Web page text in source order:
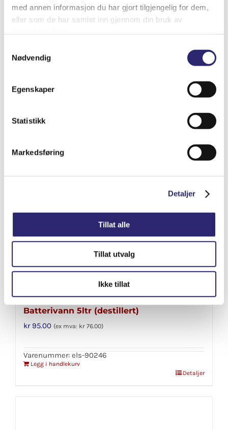
med annen informasjon du har gjort tilgjengelig for dem,
eller som de har samlet inn gjennom din bruk av
Nødvendig
Egenskaper
Statistikk
Markedsføring
Detaljer
Tillat alle
Tillat utvalg
Ikke tillat
kr8,412.50
Varenummer: els-5200-8547
Batterivann 5ltr (destillert)
kr95.00 (ex mva: kr 76.00)
Varenummer: els-90246
Legg i handlekurv
Detaljer